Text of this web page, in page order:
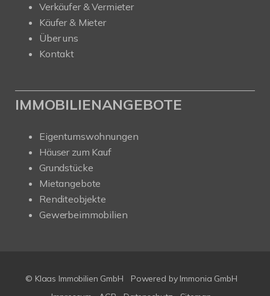
Verkäufer & Vermieter
Käufer & Mieter
Über uns
Kontakt
IMMOBILIENANGEBOTE
Eigentumswohnungen
Häuser zum Kauf
Grundstücke
Mietangebote
Renditeobjekte
Gewerbeimmobilien
© Klaas Immobilien GmbH Powered by Immonia GmbH